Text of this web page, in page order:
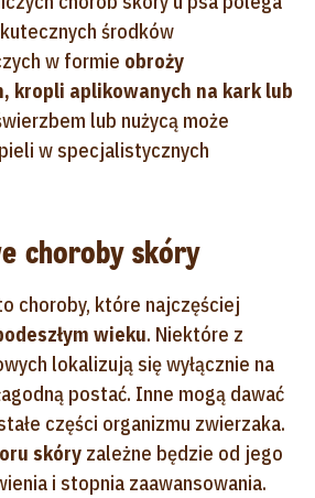
środków
w formie obroży
kropli aplikowanych na kark lub
lub nużycą może
w specjalistycznych
choroby skóry
choroby, które najczęściej
wieku. Niektóre z
lokalizują się wyłącznie na
postać. Inne mogą dawać
części organizmu zwierzaka.
skóry zależne będzie od jego
i stopnia zaawansowania.